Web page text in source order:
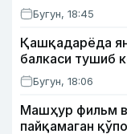
Бугун, 18:45
Қашқадарёда
балкаси тушиб
Бугун, 18:06
Машҳур фильм
пайқамаган